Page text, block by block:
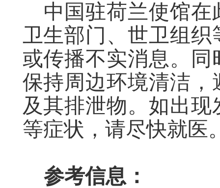
中国驻荷兰使馆在
卫生部门、世卫组织
或传播不实消息。
保持周边环境清洁
及其排泄物。如出
等症状，请尽快就医
参考信息：